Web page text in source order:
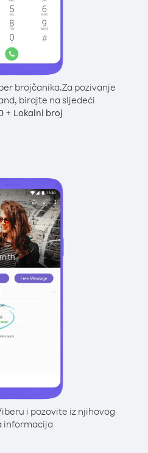
brojčanika.Za pozivanje
birajte na sljedeći
+ Lokalni broj
i pozovite iz njihovog
informacija